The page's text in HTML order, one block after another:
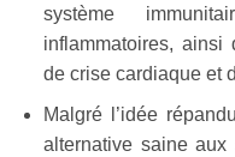
système
inflammatoires, ainsi
de crise cardiaque et
Malgré l’idée
alternative saine